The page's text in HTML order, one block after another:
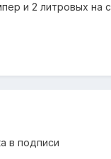
и 2 литровых на
в подписи